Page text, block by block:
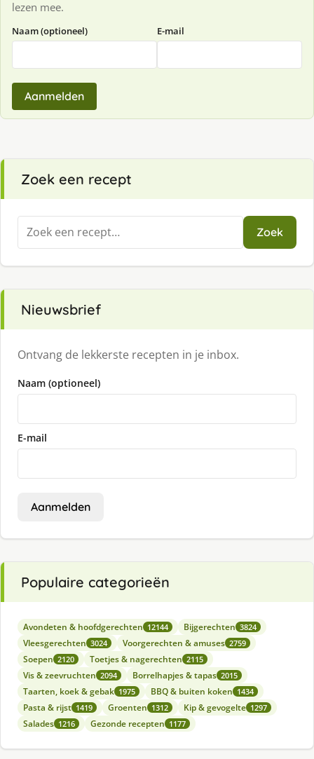
lezen mee.
Naam (optioneel) E-mail
Aanmelden
Zoek een recept
Zoeken
naar:
Zoek
Nieuwsbrief
Ontvang de lekkerste recepten in je inbox.
Naam (optioneel)
E-mail
Aanmelden
Populaire categorieën
Avondeten & hoofdgerechten 12144 Bijgerechten 3824
Vleesgerechten 3024 Voorgerechten & amuses 2759
Soepen 2120 Toetjes & nagerechten 2115
Vis & zeevruchten 2094 Borrelhapjes & tapas 2015
Taarten, koek & gebak 1975 BBQ & buiten koken 1434
Pasta & rijst 1419 Groenten 1312 Kip & gevogelte 1297
Salades 1216 Gezonde recepten 1177